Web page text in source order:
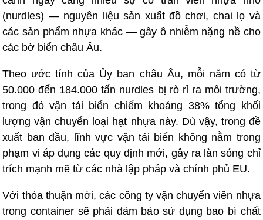
(nurdles) — nguyên liệu sản xuất đồ chơi, chai lọ và
các sản phẩm nhựa khác — gây ô nhiễm nặng nề cho
các bờ biển châu Âu.
Theo ước tính của Ủy ban châu Âu, mỗi năm có từ
50.000 đến 184.000 tấn nurdles bị rò rỉ ra môi trường,
trong đó vận tải biển chiếm khoảng 38% tổng khối
lượng vận chuyển loại hạt nhựa này. Dù vậy, trong đề
xuất ban đầu, lĩnh vực vận tải biển không nằm trong
phạm vi áp dụng các quy định mới, gây ra làn sóng chỉ
trích mạnh mẽ từ các nhà lập pháp và chính phủ EU.
Với thỏa thuận mới, các công ty vận chuyển viên nhựa
trong container sẽ phải đảm bảo sử dụng bao bì chất